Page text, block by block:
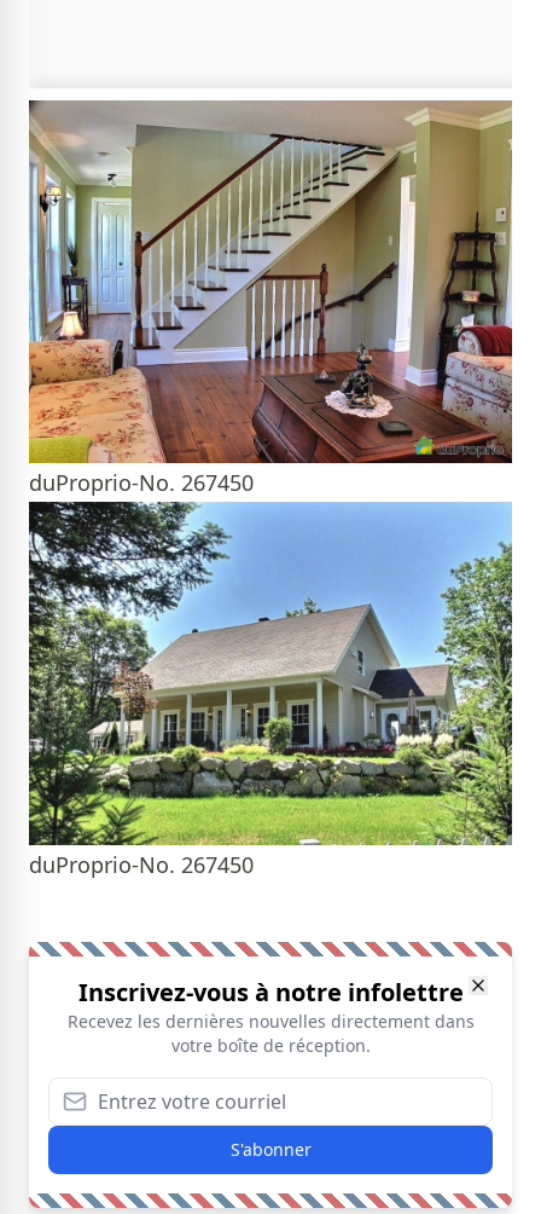
duProprio-No. 267450
duProprio-No. 267450
Inscrivez-vous à notre infolettre
Recevez les dernières nouvelles directement dans
votre boîte de réception.
S'abonner